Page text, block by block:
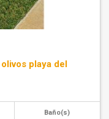
playa del
Baño(s)